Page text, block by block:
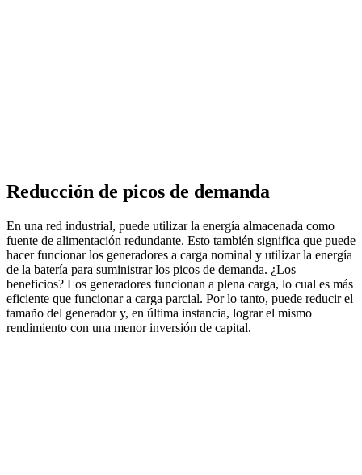
Reducción de picos de demanda
En una red industrial, puede utilizar la energía almacenada como
fuente de alimentación redundante. Esto también significa que puede
hacer funcionar los generadores a carga nominal y utilizar la energía
de la batería para suministrar los picos de demanda. ¿Los
beneficios? Los generadores funcionan a plena carga, lo cual es más
eficiente que funcionar a carga parcial. Por lo tanto, puede reducir el
tamaño del generador y, en última instancia, lograr el mismo
rendimiento con una menor inversión de capital.